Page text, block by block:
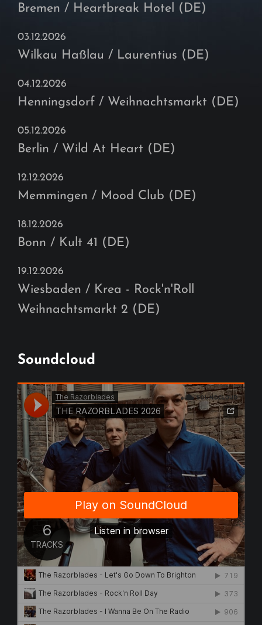
Bremen / Heartbreak Hotel (DE)
03.12.2026
Wilkau Haßlau / Laurentius (DE)
04.12.2026
Henningsdorf / Weihnachtsmarkt (DE)
05.12.2026
Berlin / Wild At Heart (DE)
12.12.2026
Memmingen / Mood Club (DE)
18.12.2026
Bonn / Kult 41 (DE)
19.12.2026
Wiesbaden / Krea - Rock'n'Roll
Weihnachtsmarkt 2 (DE)
Soundcloud